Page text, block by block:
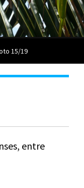
15/19
entre